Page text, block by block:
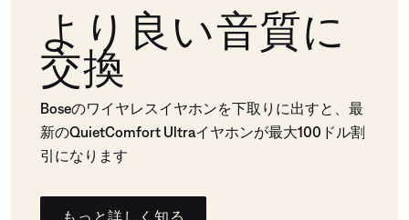
より良い音質に
交換
Boseのワイヤレスイヤホンを下取りに出すと、最
新のQuietComfort Ultraイヤホンが最大100ドル割
引になります
もっと詳しく知る